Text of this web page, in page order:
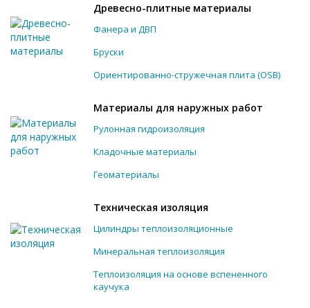
Древесно-плитные материалы
Фанера и ДВП
Бруски
Ориентированно-стружечная плита (OSB)
Материалы для наружных работ
Рулонная гидроизоляция
Кладочные материалы
Геоматериалы
Техническая изоляция
Цилиндры теплоизоляционные
Минеральная теплоизоляция
Теплоизоляция на основе вспененного
каучука